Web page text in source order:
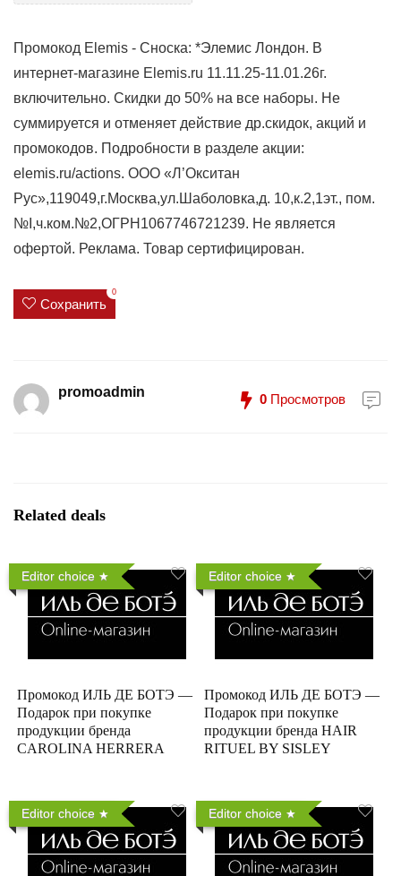
Промокод Elemis - Сноска: *Элемис Лондон. В
интернет-магазине Elemis.ru 11.11.25-11.01.26г.
включительно. Скидки до 50% на все наборы. Не
суммируется и отменяет действие др.скидок, акций и
промокодов. Подробности в разделе акции:
elemis.ru/actions. ООО «Л’Окситан
Рус»,119049,г.Москва,ул.Шаболовка,д. 10,к.2,1эт., пом.
№I,ч.ком.№2,ОГРН1067746721239. Не является
офертой. Реклама. Товар сертифицирован.
Сохранить
0
promoadmin 0 Просмотров
Related deals
Editor choice
Промокод ИЛЬ ДЕ БОТЭ —
Подарок при покупке
продукции бренда
CAROLINA HERRERA
Editor choice
Промокод ИЛЬ ДЕ БОТЭ —
Подарок при покупке
продукции бренда HAIR
RITUEL BY SISLEY
Editor choice Editor choice